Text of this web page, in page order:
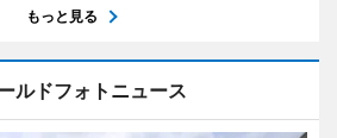
もっと見る
ルドフォトニュース